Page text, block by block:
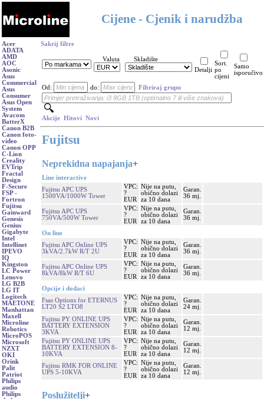
Cijene - Cjenik i narudžba
Acer
ADATA
AMD
AOC
Asonic
Asus
Commercial
Asus
Consumer
Asus Open
System
Avacom
BatterX
Canon B2B
Canon foto-
video
Canon OPP
C-Lion
Creality
EVTrip
Fractal
Design
F-Secure
FSP -
Fortron
Fujitsu
Gainward
Genesis
Genius
Gigabyte
Intel
Intellinet
IPEVO
IQ
Kingston
LC Power
Lenovo
LG B2B
LG IT
Logitech
MAETONE
Manhattan
Maxell
Microline
Robotics
MicroPOS
Microsoft
NZXT
OKI
Orink
Palit
Patriot
Philips
audio
Philips
Sakrij filtre
Valuta
Skladište
Detalji
Sort.
po
cijeni
Samo
isporučivo
Od: do: Filtriraj grupu
Akcije Hitovi Novi
Fujitsu
Neprekidna napajanja+
Line interactive
Fujitsu APC UPS
1500VA/1000W Tower
VPC:
?
EUR
Nije na putu,
obično dolazi
za 10 dana
Garan.
36 mj.
Fujitsu APC UPS
750VA/500W Tower
VPC:
?
EUR
Nije na putu,
obično dolazi
za 10 dana
Garan.
36 mj.
On line
Fujitsu APC Online UPS
3kVA/2.7kW R/T 2U
VPC:
?
EUR
Nije na putu,
obično dolazi
za 10 dana
Garan.
36 mj.
Fujitsu APC Online UPS
8kVA/8kW R/T 6U
VPC:
?
EUR
Nije na putu,
obično dolazi
za 10 dana
Garan.
36 mj.
Opcije i dodaci
Fsas Options for ETERNUS
LT20 S2 LTO8
VPC:
?
EUR
Nije na putu,
obično dolazi
za 10 dana
Garan.
24 mj.
Fujitsu PY ONLINE UPS
BATTERY EXTENSION
3KVA
VPC:
?
EUR
Nije na putu,
obično dolazi
za 10 dana
Garan.
12 mj.
Fujitsu PY ONLINE UPS
BATTERY EXTENSION 8-
10KVA
VPC:
?
EUR
Nije na putu,
obično dolazi
za 10 dana
Garan.
12 mj.
Fujitsu RMK FOR ONLINE
UPS 5-10KVA
VPC:
?
EUR
Nije na putu,
obično dolazi
za 10 dana
Garan.
12 mj.
Poslužitelji+